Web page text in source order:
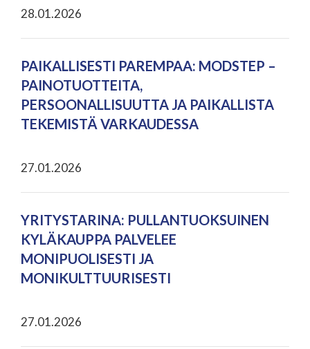
28.01.2026
PAIKALLISESTI PAREMPAA: MODSTEP –
PAINOTUOTTEITA,
PERSOONALLISUUTTA JA PAIKALLISTA
TEKEMISTÄ VARKAUDESSA
27.01.2026
YRITYSTARINA: PULLANTUOKSUINEN
KYLÄKAUPPA PALVELEE
MONIPUOLISESTI JA
MONIKULTTUURISESTI
27.01.2026